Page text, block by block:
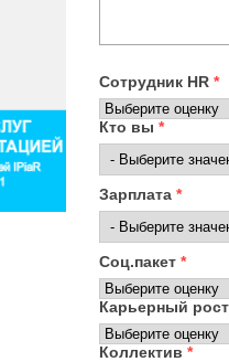
Сотрудник HR *
Кто вы *
Зарплата *
Соц.пакет *
Карьерный
Коллектив *